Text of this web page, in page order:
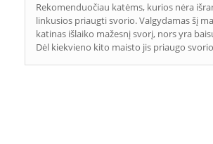
Rekomenduočiau katėms, kurios nėra
linkusios priaugti svorio. Valgydamas šį
katinas išlaiko mažesnį svorį, nors yra
Dėl kiekvieno kito maisto jis priaugo